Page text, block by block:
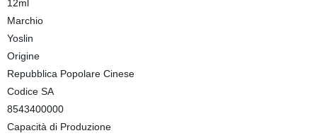
12ml
Marchio
Yoslin
Origine
Repubblica Popolare Cinese
Codice SA
8543400000
Capacità di Produzione